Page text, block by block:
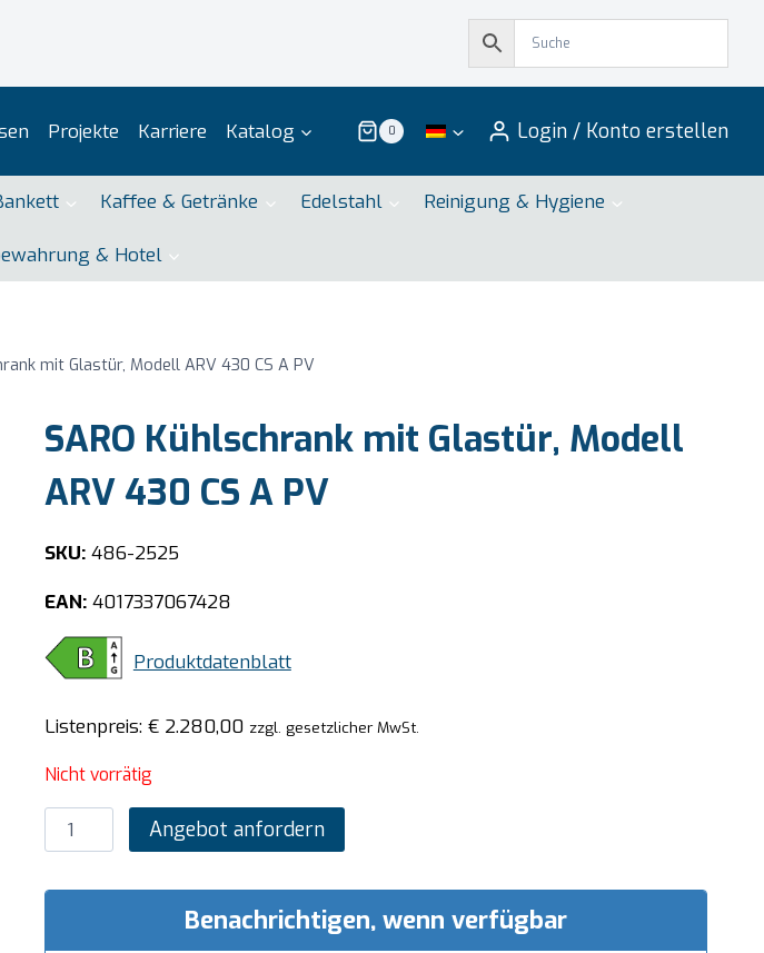
Projekte Karriere Katalog 0 Login / Konto erstellen
Kaffee & Getränke Edelstahl Reinigung & Hygiene
& Hotel
mit Glastür, Modell ARV 430 CS A PV
SARO Kühlschrank mit Glastür, Modell
ARV 430 CS A PV
SKU:486-2525
EAN:4017337067428
Produktdatenblatt
Listenpreis: €2.280,00 zzgl. gesetzlicher MwSt.
Nicht vorrätig
SARO
Kühlschrank
Angebot anfordern
Benachrichtigen, wenn verfügbar